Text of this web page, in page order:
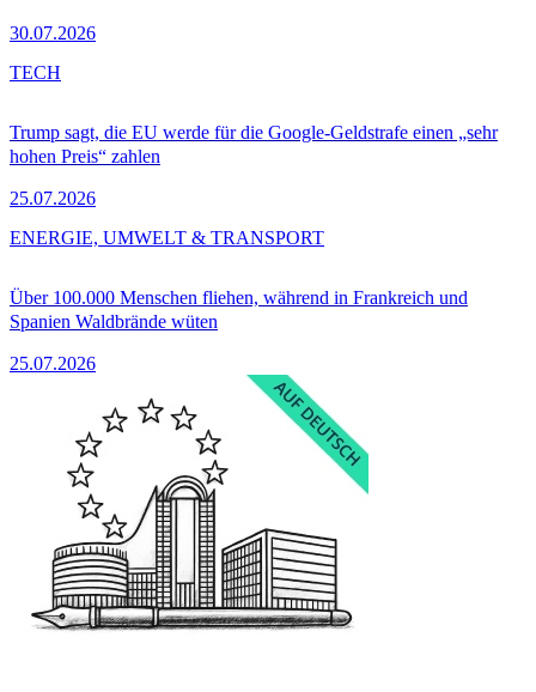
30.07.2026
Trump sagt, die EU werde für die Google-Geldstrafe einen „sehr
hohen Preis“ zahlen
25.07.2026
TECH
Über 100.000 Menschen fliehen, während in Frankreich und
Spanien Waldbrände wüten
25.07.2026
ENERGIE, UMWELT & TRANSPORT